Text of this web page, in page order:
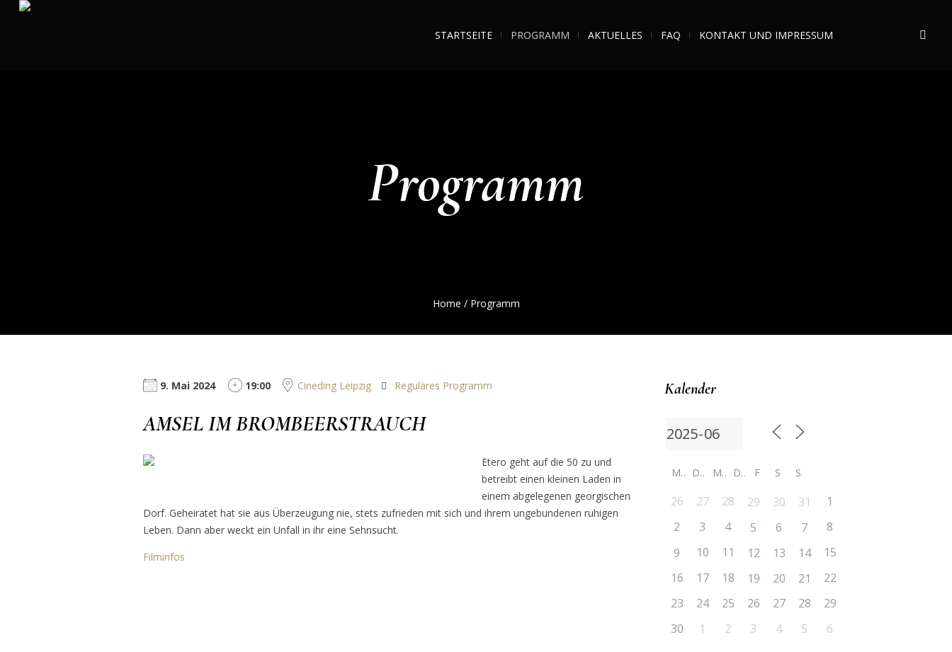
STARTSEITE PROGRAMM AKTUELLES FAQ KONTAKT UND IMPRESSUM
Programm
Home / Programm
9. Mai 2024 19:00 Cineding Leipzig Reguläres Programm
AMSEL IM BROMBEERSTRAUCH
Etero geht auf die 50 zu und
betreibt einen kleinen Laden in
einem abgelegenen georgischen
Dorf. Geheiratet hat sie aus Überzeugung nie, stets zufrieden mit sich und ihrem ungebundenen ruhigen
Leben. Dann aber weckt ein Unfall in ihr eine Sehnsucht.
Filminfos
Kalender
M D M D F S S
26 27 28 29 30 31
1
2
3 4 5 6 7
8
9
10 11 12 13 14
15
16
17 18 19 20 21
22
23
24 25 26 27 28
29
30
1 2 3 4 5 6